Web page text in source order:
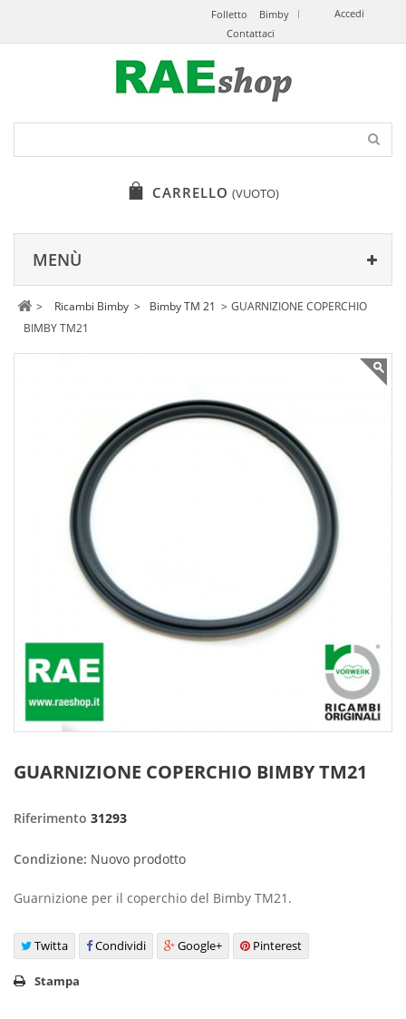
Accedi
Folletto
Bimby
Contattaci
CARRELLO (VUOTO)
MENÙ
> Ricambi Bimby > Bimby TM 21 > GUARNIZIONE COPERCHIO
BIMBY TM21
GUARNIZIONE COPERCHIO BIMBY TM21
Riferimento 31293
Condizione: Nuovo prodotto
Guarnizione per il coperchio del Bimby TM21.
Twitta Condividi Google+ Pinterest
Stampa